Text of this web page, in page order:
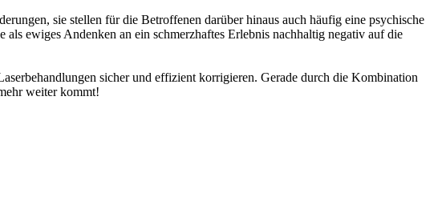
sie stellen für die Betroffenen darüber hinaus auch häufig eine psychische
ewiges Andenken an ein schmerzhaftes Erlebnis nachhaltig negativ auf die
sicher und effizient korrigieren. Gerade durch die Kombination
weiter kommt!